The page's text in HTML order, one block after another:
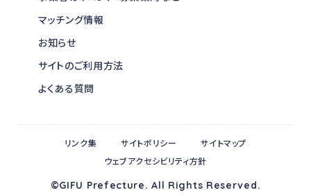
マッチング情報
お知らせ
サイトのご利用方法
よくある質問
©GIFU Prefecture. All Rights Reserved.
リンク集 サイトポリシー
サイトマップ
ウェブアクセシビリティ方針